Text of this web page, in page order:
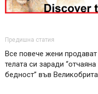
Предишна статия
Все повече жени продават
телата си заради “отчаяна
бедност” във